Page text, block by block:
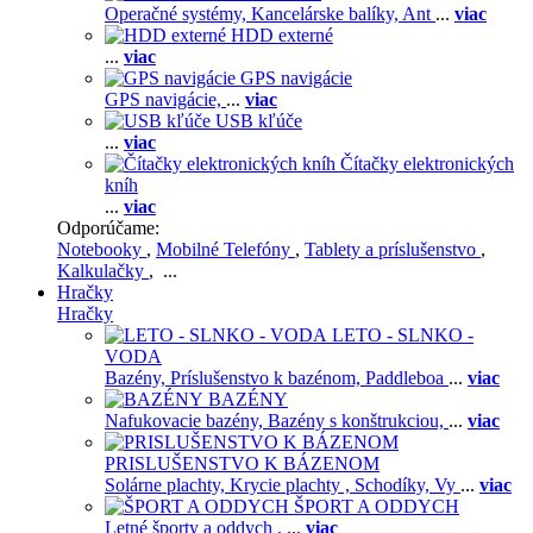
Operačné systémy, Kancelárske balíky, Ant ... viac
HDD externé
... viac
GPS navigácie
GPS navigácie, ... viac
USB kľúče
... viac
Čítačky elektronických
kníh
... viac
Odporúčame:
Notebooky , Mobilné Telefóny , Tablety a príslušenstvo ,
Kalkulačky , ...
Hračky
Hračky
LETO - SLNKO -
VODA
Bazény, Príslušenstvo k bazénom, Paddleboa ... viac
BAZÉNY
Nafukovacie bazény, Bazény s konštrukciou, ... viac
PRISLUŠENSTVO K BÁZENOM
Solárne plachty, Krycie plachty , Schodíky, Vy ... viac
ŠPORT A ODDYCH
Letné športy a oddych , ... viac